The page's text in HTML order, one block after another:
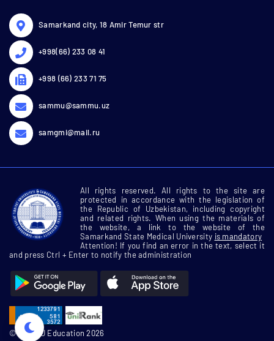
Samarkand city, 18 Amir Temur str
+998(66) 233 08 41
+998 (66) 233 71 75
sammu@sammu.uz
samgmi@mail.ru
All rights reserved. All rights to the site are
protected in accordance with the legislation of
the Republic of Uzbekistan, including copyright
and related rights. When using the materials of
the website, a link to the website of the
Samarkand State Medical University is mandatory
Attention! If you find an error in the text, select it
and press Ctrl + Enter to notify the administration
© SamMU Education 2026